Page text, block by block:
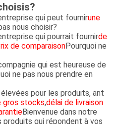
qui peut fournirune
nous choisir?
qui pourrait fournirde
de comparaisonPourquoi ne
qui est heureuse de
ne pas nous prendre en
pour les produits, ant
gros stocks,délai de livraison
Bienvenue dans notre
qui répondent à vos